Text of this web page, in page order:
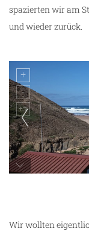
spazierten wir am
und wieder zurück.
Wir wollten